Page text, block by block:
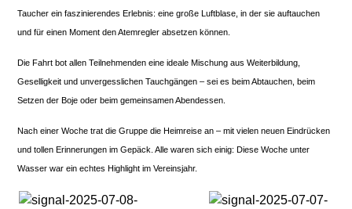
Taucher ein faszinierendes Erlebnis: eine große Luftblase, in der sie auftauchen
und für einen Moment den Atemregler absetzen können.
Die Fahrt bot allen Teilnehmenden eine ideale Mischung aus Weiterbildung,
Geselligkeit und unvergesslichen Tauchgängen – sei es beim Abtauchen, beim
Setzen der Boje oder beim gemeinsamen Abendessen.
Nach einer Woche trat die Gruppe die Heimreise an – mit vielen neuen Eindrücken
und tollen Erinnerungen im Gepäck. Alle waren sich einig: Diese Woche unter
Wasser war ein echtes Highlight im Vereinsjahr.